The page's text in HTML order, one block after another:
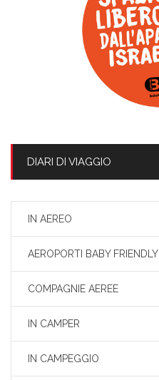
DIARI DI VIAGGIO
IN AEREO
AEROPORTI BABY FRIENDLY
COMPAGNIE AEREE
IN CAMPER
IN CAMPEGGIO